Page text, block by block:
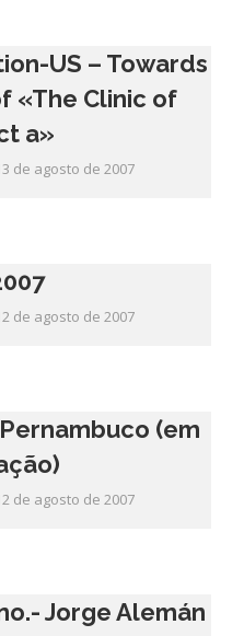
US – Towards
«The Clinic of
a»
de agosto de 2007
de agosto de 2007
(em
de agosto de 2007
Jorge Alemán